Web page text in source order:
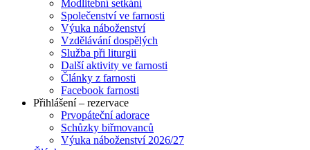
Modlitební setkání
Společenství ve farnosti
Výuka náboženství
Vzdělávání dospělých
Služba při liturgii
Další aktivity ve farnosti
Články z farnosti
Facebook farnosti
Přihlášení – rezervace
Prvopáteční adorace
Schůzky biřmovanců
Výuka náboženství 2026/27